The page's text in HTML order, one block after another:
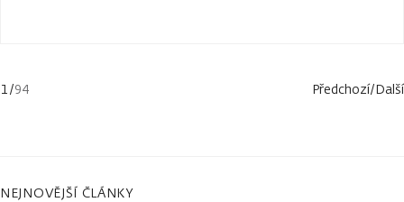
1/94 Předchozí/Další
NEJNOVĚJŠÍ ČLÁNKY